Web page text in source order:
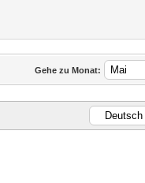
Gehe zu Monat: